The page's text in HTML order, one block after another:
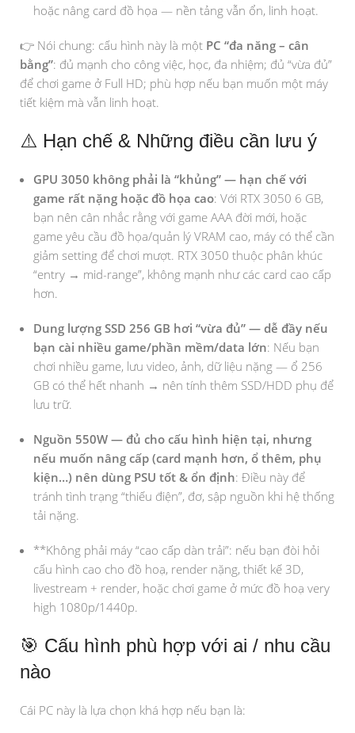
hoặc nâng card đồ họa — nền tảng vẫn ổn, linh hoạt.
👉 Nói chung: cấu hình này là một PC “đa năng – cân
bằng”: đủ mạnh cho công việc, học, đa nhiệm; đủ “vừa đủ”
để chơi game ở Full HD; phù hợp nếu bạn muốn một máy
tiết kiệm mà vẫn linh hoạt.
⚠️ Hạn chế & Những điều cần lưu ý
GPU 3050 không phải là “khủng” — hạn chế với
game rất nặng hoặc đồ họa cao: Với RTX 3050 6 GB,
bạn nên cân nhắc rằng với game AAA đời mới, hoặc
game yêu cầu đồ họa/quản lý VRAM cao, máy có thể cần
giảm setting để chơi mượt. RTX 3050 thuộc phân khúc
“entry → mid-range”, không mạnh như các card cao cấp
hơn.
Dung lượng SSD 256 GB hơi “vừa đủ” — dễ đầy nếu
bạn cài nhiều game/phần mềm/data lớn: Nếu bạn
chơi nhiều game, lưu video, ảnh, dữ liệu nặng — ổ 256
GB có thể hết nhanh → nên tính thêm SSD/HDD phụ để
lưu trữ.
Nguồn 550W — đủ cho cấu hình hiện tại, nhưng
nếu muốn nâng cấp (card mạnh hơn, ổ thêm, phụ
kiện…) nên dùng PSU tốt & ổn định: Điều này để
tránh tình trạng “thiếu điện”, đơ, sập nguồn khi hệ thống
tải nặng.
**Không phải máy “cao cấp dàn trải”: nếu bạn đòi hỏi
cấu hình cao cho đồ hoạ, render nặng, thiết kế 3D,
livestream + render, hoặc chơi game ở mức đồ hoạ very
high 1080p/1440p.
🎯 Cấu hình phù hợp với ai / nhu cầu
nào
Cái PC này là lựa chọn khá hợp nếu bạn là: